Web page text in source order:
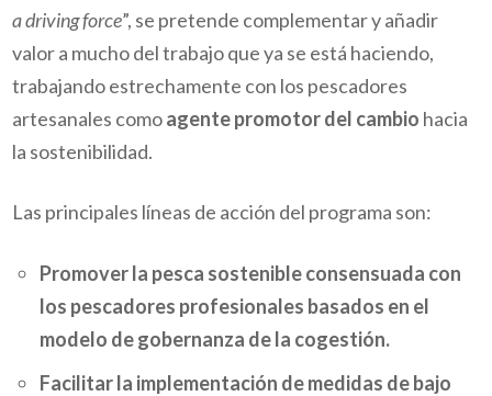
a driving force”, se pretende complementar y añadir
valor a mucho del trabajo que ya se está haciendo,
trabajando estrechamente con los pescadores
artesanales comoagente promotor del cambio hacia
la sostenibilidad.
Las principales líneas de acción del programa son:
Promover la pesca sostenible consensuada con
los pescadores profesionales basados en el
modelo de gobernanza de la cogestión.
Facilitar la implementación de medidas de bajo